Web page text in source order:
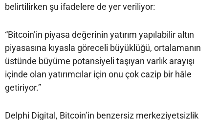
belirtilirken şu ifadelere de yer veriliyor:
“Bitcoin’in piyasa değerinin yatırım yapılabilir altın
piyasasına kıyasla göreceli büyüklüğü, ortalamanın
üstünde büyüme potansiyeli taşıyan varlık arayışı
içinde olan yatırımcılar için onu çok cazip bir hâle
getiriyor.”
Delphi Digital, Bitcoin’in benzersiz merkeziyetsizlik